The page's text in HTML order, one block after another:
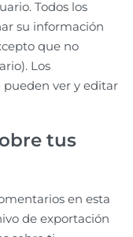
Todos los
su información
que no
Los
ver y editar
tus
en esta
de exportación